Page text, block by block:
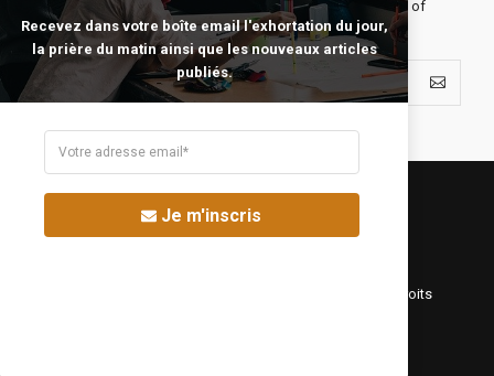
seeing with new eyes. All journeys have secret destinations of
which the traveler is unaware.
©Fréquence Chrétienne Production 2016-2025. Tous droits
Recevez dans votre boîte email l'exhortation du jour,
la prière du matin ainsi que les nouveaux articles
publiés.
Je m'inscris